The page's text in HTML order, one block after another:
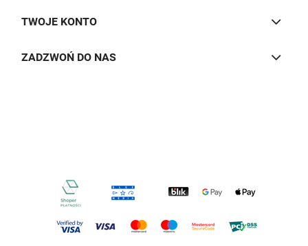
TWOJE KONTO
ZADZWOŃ DO NAS